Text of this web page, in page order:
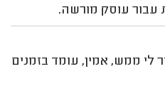
עבור עוסק מורשה.
לי ממש, אמין, עומד בזמנים